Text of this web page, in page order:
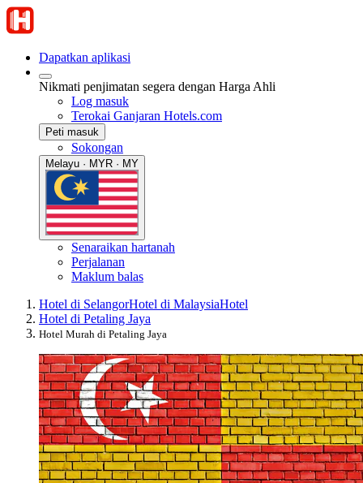
Dapatkan aplikasi
Nikmati penjimatan segera dengan Harga Ahli
Log masuk
Terokai Ganjaran Hotels.com
Peti masuk
Sokongan
Melayu · MYR · MY
Senaraikan hartanah
Perjalanan
Maklum balas
Hotel di SelangorHotel di MalaysiaHotel
Hotel di Petaling Jaya
Hotel Murah di Petaling Jaya